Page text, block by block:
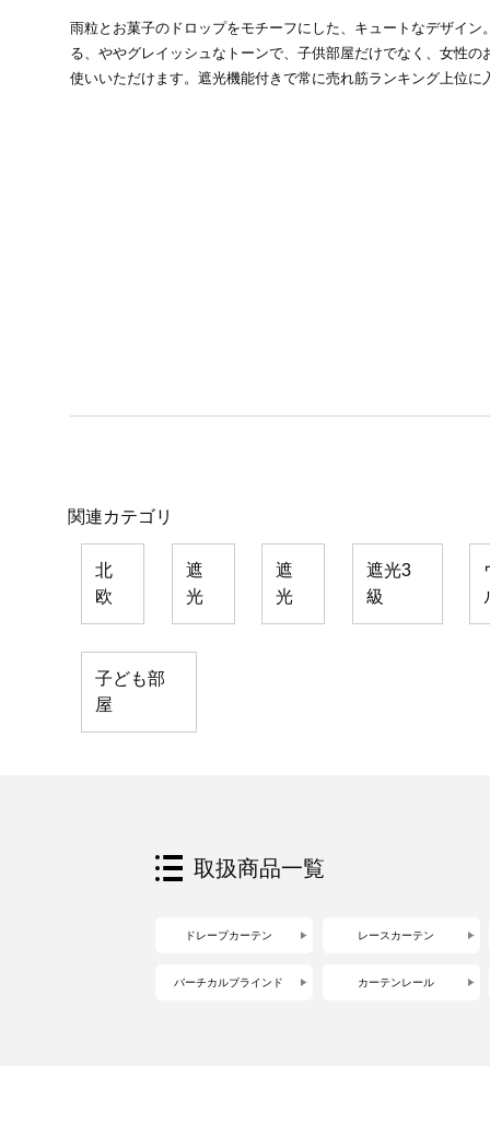
雨粒とお菓子のドロップをモチーフにした、キュートなデザイン
る、ややグレイッシュなトーンで、子供部屋だけでなく、女性の
使いいただけます。遮光機能付きで常に売れ筋ランキング上位に
関連カテゴリ
北
欧
遮
光
遮
光
遮光3
級
子ども部
屋
取扱商品一覧
ドレープカーテン レースカーテン
バーチカルブラインド カーテンレール